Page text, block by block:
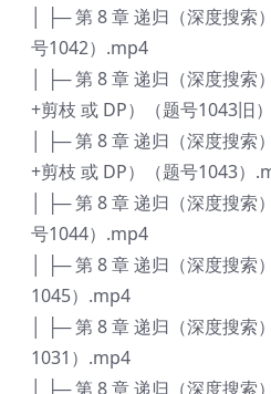
│ ├─ 第 8 章 递归（深度搜索
号1042）.mp4
│ ├─ 第 8 章 递归（深度搜索
+剪枝 或 DP）（题号1043旧
│ ├─ 第 8 章 递归（深度搜索
+剪枝 或 DP）（题号1043）
│ ├─ 第 8 章 递归（深度搜索
号1044）.mp4
│ ├─ 第 8 章 递归（深度搜索
1045）.mp4
│ ├─ 第 8 章 递归（深度搜索
1031）.mp4
│ ├─ 第 8 章 递归（深度搜索